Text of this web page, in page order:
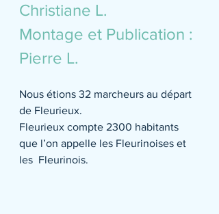
Christiane L.
Montage et Publication :
Pierre L.
Nous étions 32 marcheurs au départ
de Fleurieux.
Fleurieux compte 2300 habitants
que l’on appelle les Fleurinoises et
les  Fleurinois.